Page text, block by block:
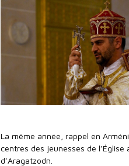
La même année, rappel en
centres des jeunesses de
d’Aragatzodn.